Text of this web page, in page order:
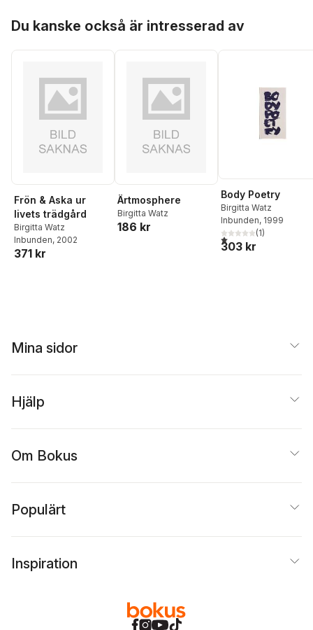
Du kanske också är intresserad av
Frön & Aska ur
livets trädgård
Birgitta Watz
Inbunden, 2002
371 kr
Ärtmosphere
Birgitta Watz
186 kr
Body Poetry
Birgitta Watz
Inbunden, 1999
1,0utav 5 stjärnor.
(1)
303 kr
Mina sidor
Hjälp
Om Bokus
Populärt
Inspiration